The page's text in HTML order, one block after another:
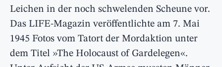
Leichen in der noch schwelenden Scheune vor.
Das LIFE-Magazin veröffentlichte am 7. Mai
1945 Fotos vom Tatort der Mordaktion unter
dem Titel »The Holocaust of Gardelegen«.